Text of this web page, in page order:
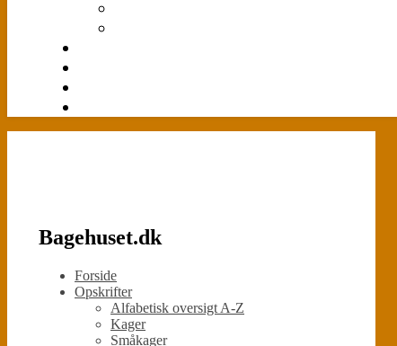
Bagehuset.dk
Forside
Opskrifter
Alfabetisk oversigt A-Z
Kager
Småkager